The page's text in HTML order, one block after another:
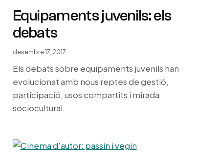
Equipaments juvenils: els
debats
desembre 17, 2017
Els debats sobre equipaments juvenils han
evolucionat amb nous reptes de gestió,
participació, usos compartits i mirada
sociocultural.